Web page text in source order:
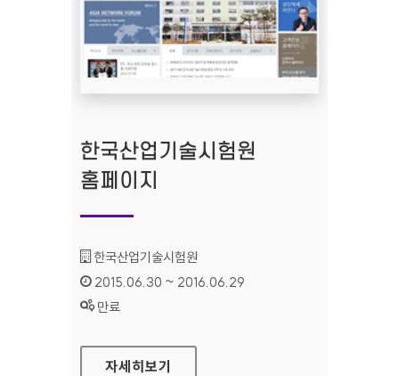
한국산업기술시험원
홈페이지
기관명 :
한국산업기술시험원
인증기간 :
2015.06.30 ~ 2016.06.29
상태 :
만료
한국산업기술시험원 홈페이지
자세히보기